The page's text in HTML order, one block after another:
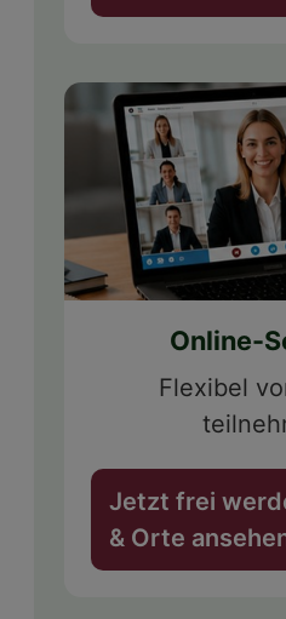
Online-
Flexibel
Jetzt frei
& Orte